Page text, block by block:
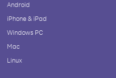
Android
iPhone & iPad
Windows PC
Mac
Linux